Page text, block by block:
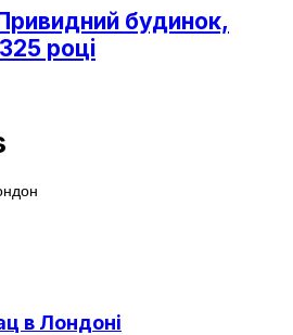
будинок,
році
в Лондоні